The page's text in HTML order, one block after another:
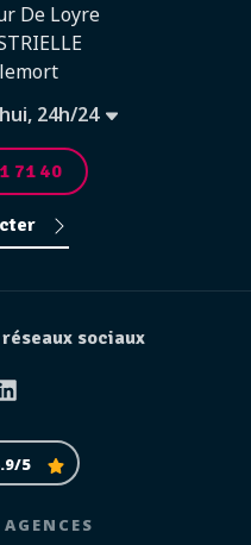
De Loyre
24h/24
71 40
sociaux
5